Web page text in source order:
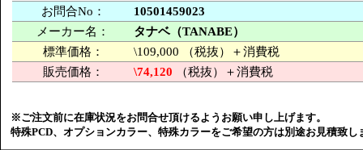
お問合No：
10501459023
メーカー名：
タナベ（TANABE）
標準価格：
\109,000 （税抜）＋消費税
販売価格：
\74,120 （税抜）＋消費税
※ご注文前に在庫状況をお問合せ頂けるようお願い申し上げます。
特殊PCD、オプションカラー、特殊カラーをご希望の方は別途お見積致し